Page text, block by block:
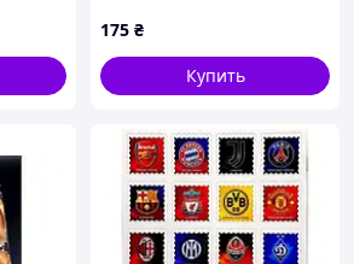
175 ₴
Купить